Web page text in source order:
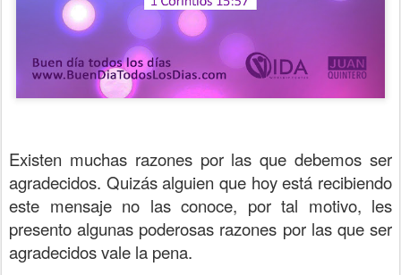
Existen muchas razones por las que debemos ser
agradecidos. Quizás alguien que hoy está recibiendo
este mensaje no las conoce, por tal motivo, les
presento algunas poderosas razones por las que ser
agradecidos vale la pena.